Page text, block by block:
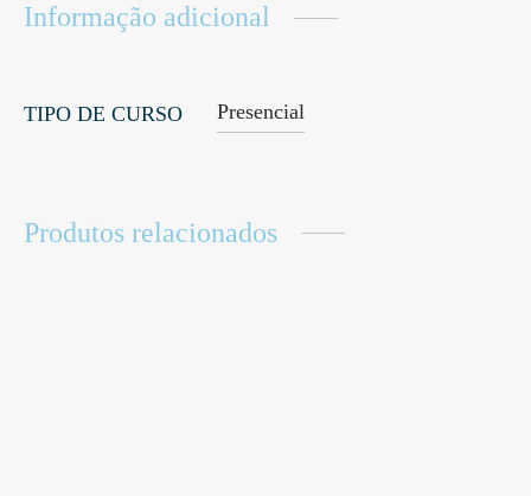
Informação adicional
TIPO DE CURSO Presencial
Produtos relacionados